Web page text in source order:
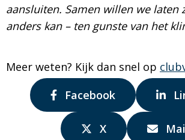
aansluiten. Samen willen we laten
anders kan – ten gunste van het
Meer weten? Kijk dan snel op
Delen
via:
Facebook
Delen
X